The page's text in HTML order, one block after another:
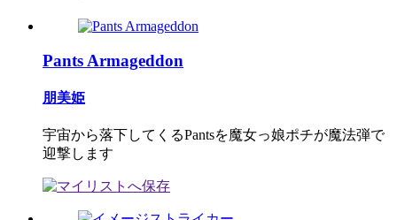
Pants Armageddon
朋美姫
宇宙から落下してくるPantsを魔女っ娘ポチが魔法弾で
迎撃します